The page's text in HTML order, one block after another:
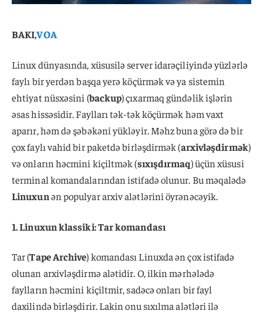
BAKI,VOA
Linux dünyasında, xüsusilə server idarəçiliyində yüzlərlə
faylı bir yerdən başqa yerə köçürmək və ya sistemin
ehtiyat nüsxəsini (backup) çıxarmaq gündəlik işlərin
əsas hissəsidir. Faylları tək-tək köçürmək həm vaxt
aparır, həm də şəbəkəni yükləyir. Məhz buna görə də bir
çox faylı vahid bir paketdə birləşdirmək (arxivləşdirmək)
və onların həcmini kiçiltmək (sıxışdırmaq) üçün xüsusi
terminal komandalarından istifadə olunur. Bu məqalədə
Linuxunən populyar arxiv alətlərini öyrənəcəyik.
1. Linuxun klassiki: Tar komandası
Tar (Tape Archive) komandası Linuxda ən çox istifadə
olunan arxivləşdirmə alətidir. O, ilkin mərhələdə
faylların həcmini kiçiltmir, sadəcə onları bir fayl
daxilində birləşdirir. Lakin onu sıxılma alətləri ilə